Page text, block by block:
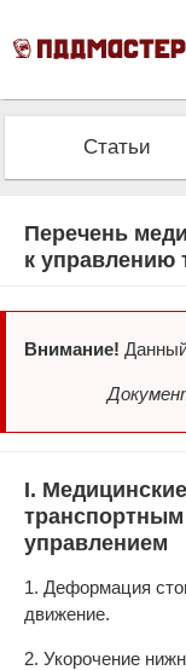
Статьи
Перечень
к управлению
Внимание!
I.
управлением
1. Деформация
движение.
2. Укорочение